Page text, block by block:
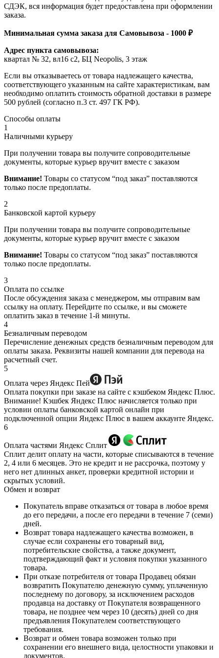
СДЭК, вся информация будет предоставлена при оформлении
заказа.
Минимальная сумма заказа для Самовывоза - 1000 ₽
Адрес пункта самовывоза:
квартал № 32, вл16 с2, БЦ Neopolis, 3 этаж
Если вы отказываетесь от товара надлежащего качества,
соответствующего указанным на сайте характеристикам, вам
необходимо оплатить стоимость обратной доставки в размере
500 рублей (согласно п.3 ст. 497 ГК РФ).
Способы оплаты
1
Наличными курьеру
При получении товара вы получите сопроводительные
документы, которые курьер вручит вместе с заказом
Внимание! Товары со статусом “под заказ” поставляются
только после предоплаты.
2
Банковской картой курьеру
При получении товара вы получите сопроводительные
документы, которые курьер вручит вместе с заказом
Внимание! Товары со статусом “под заказ” поставляются
только после предоплаты.
3
Оплата по ссылке
После обсуждения заказа с менеджером, мы отправим вам
ссылку на оплату. Перейдите по ссылке, и вы сможете
оплатить заказ в течение 1-й минуты.
4
Безналичным переводом
Перечисление денежных средств безналичным переводом для
оплаты заказа. Реквизиты нашей компании для перевода на
расчетный счет.
5
Оплата через Яндекс Пей
Оплата покупки при заказе на сайте с кэшбеком Яндекс Плюс.
Внимание! Кэшбек Яндекс Плюс начисляется только при
условии оплаты банковской картой онлайн при
подключенной опции Яндекс Плюс в вашем аккаунте Яндекс.
6
Оплата частями Яндекс Сплит
Сплит делит оплату на части, которые списываются в течение
2, 4 или 6 месяцев. Это не кредит и не рассрочка, поэтому у
него нет длинных анкет, проверки кредитной истории и
скрытых условий.
Обмен и возврат
Покупатель вправе отказаться от товара в любое время
до его передачи, а после его передачи в течение 7 (семи)
дней.
Возврат товара надлежащего качества возможен, в
случае если сохранены его товарный вид,
потребительские свойства, а также документ,
подтверждающий факт и условия покупки указанного
товара.
При отказе потребителя от товара Продавец обязан
возвратить Покупателю денежную сумму, уплаченную
последнему по договору, за исключением расходов
продавца на доставку от Покупателя возвращенного
товара, не позднее чем через 10 (десять) дней со дня
предъявления Покупателем соответствующего
требования.
Возврат и обмен товара возможен только при
сохранении его внешнего вида, целостности упаковки и
документов.